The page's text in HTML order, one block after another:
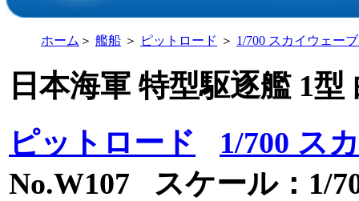
ホーム ＞ 艦船 ＞ ピットロード ＞ 1/700 スカイウェー
日本海軍 特型駆逐艦 1
ピットロード
1/700 ス
No.W107 スケール：1/